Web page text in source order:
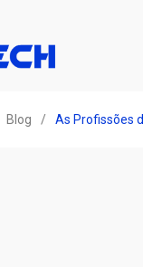
Blog / As Profissões